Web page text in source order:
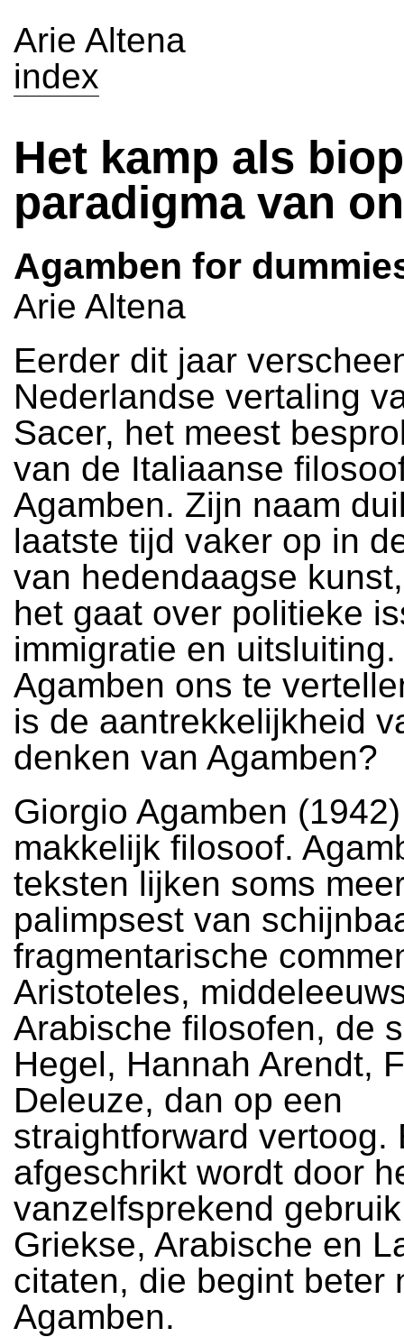
Arie Altena
index
Het kamp als
paradigma van
Agamben for
Arie Altena
Eerder dit jaar
Nederlandse vertaling
Sacer, het meest
van de Italiaanse
Agamben. Zijn naam
laatste tijd vaker op in
van hedendaagse
het gaat over politieke
immigratie en
Agamben ons te
is de aantrekkelijkheid
denken van Agamben?
Giorgio Agamben
makkelijk filosoof.
teksten lijken soms
palimpsest van
fragmentarische
Aristoteles,
Arabische filosofen, de
Hegel, Hannah Arendt,
Deleuze, dan op een
straightforward vertoog.
afgeschrikt wordt door
vanzelfsprekend
Griekse, Arabische en
citaten, die begint beter
Agamben.